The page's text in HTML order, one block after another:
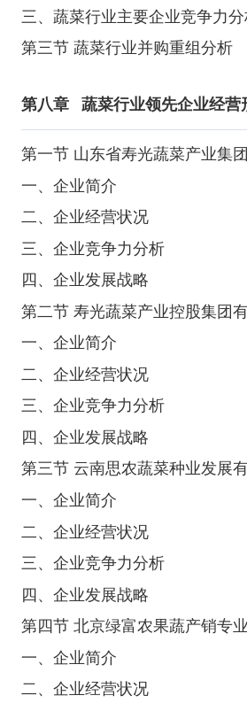
三、蔬菜行业主要企业竞争力
第三节 蔬菜行业并购重组分析
第八章 蔬菜行业领先企业经营
第一节 山东省寿光蔬菜产业集
一、企业简介
二、企业经营状况
三、企业竞争力分析
四、企业发展战略
第二节 寿光蔬菜产业控股集团
一、企业简介
二、企业经营状况
三、企业竞争力分析
四、企业发展战略
第三节 云南思农蔬菜种业发展
一、企业简介
二、企业经营状况
三、企业竞争力分析
四、企业发展战略
第四节 北京绿富农果蔬产销专
一、企业简介
二、企业经营状况